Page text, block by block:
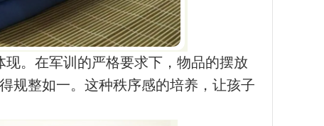
。在军训的严格要求下，物品的摆放
规整如一。这种秩序感的培养，让孩子